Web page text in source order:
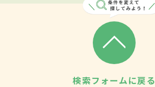
検索フォームに戻る